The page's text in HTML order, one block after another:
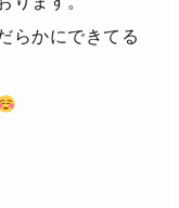
らかにできてる